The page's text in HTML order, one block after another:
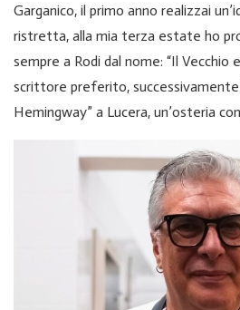
Garganico, il primo anno realizzai
ristretta, alla mia terza estate ho
sempre a Rodi dal nome: “Il Vecchio
scrittore preferito, successivamente
Hemingway” a Lucera, un’osteria